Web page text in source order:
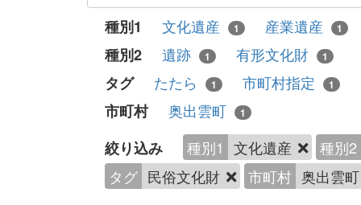
種別1 文化遺産 1 産業遺産 1
種別2 遺跡 1 有形文化財 1
タグ たたら 1 市町村指定 1
市町村
奥出雲町 1
絞り込み 種別1 文化遺産
種別2
タグ 民俗文化財 市町村 奥出雲